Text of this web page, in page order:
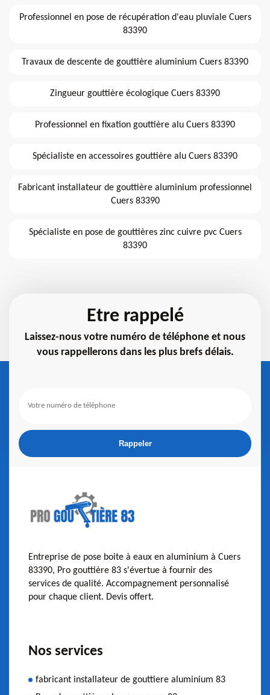
Professionnel en pose de récupération d'eau pluviale Cuers
83390
Travaux de descente de gouttière aluminium Cuers 83390
Zingueur gouttière écologique Cuers 83390
Professionnel en fixation gouttière alu Cuers 83390
Spécialiste en accessoires gouttière alu Cuers 83390
Fabricant installateur de gouttière aluminium professionnel
Cuers 83390
Spécialiste en pose de gouttières zinc cuivre pvc Cuers
83390
Etre rappelé
Laissez-nous votre numéro de téléphone et nous
vous rappellerons dans les plus brefs délais.
Entreprise de pose boite à eaux en aluminium à Cuers
83390, Pro gouttière 83 s'évertue à fournir des
services de qualité. Accompagnement personnalisé
pour chaque client. Devis offert.
Nos services
fabricant installateur de gouttiere aluminium 83